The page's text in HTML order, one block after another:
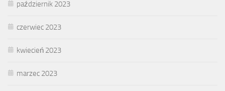
październik 2023
czerwiec 2023
kwiecień 2023
marzec 2023